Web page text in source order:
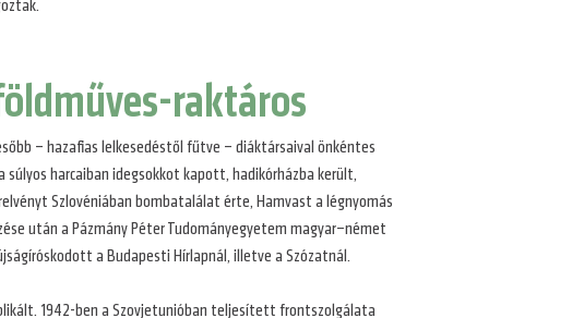
raktáros
– hazafias lelkesedéstől fűtve – diáktársaival önkéntes
harcaiban idegsokkot kapott, hadikórházba került,
Szlovéniában bombatalálat érte, Hamvast a légnyomás
után a Pázmány Péter Tudományegyetem magyar–német
a Budapesti Hírlapnál, illetve a Szózatnál.
1942-ben a Szovjetunióban teljesített frontszolgálata